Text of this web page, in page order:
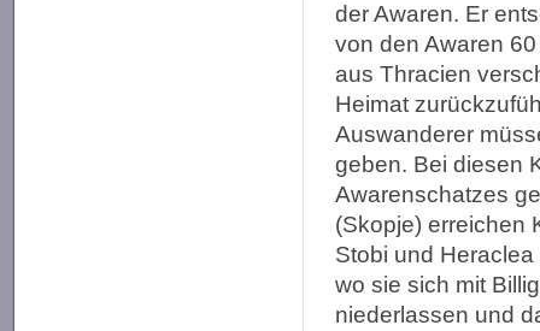
der Awaren. Er
von den Awaren
aus Thracien
Heimat
Auswanderer
geben. Bei diesen
Awarenschatzes
(Skopje) erreichen
Stobi und
wo sie sich mit
niederlassen und